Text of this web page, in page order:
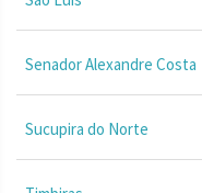
Senador Alexandre Costa
Sucupira do Norte